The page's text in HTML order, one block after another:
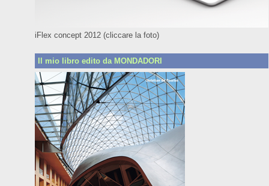
iFlex concept 2012 (cliccare la foto)
Il mio libro edito da MONDADORI